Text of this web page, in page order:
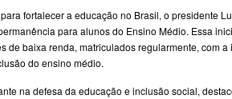
fortalecer a educação no Brasil, o presidente
para alunos do Ensino Médio. Essa
de baixa renda, matriculados regularmente, com
do ensino médio.
na defesa da educação e inclusão social,